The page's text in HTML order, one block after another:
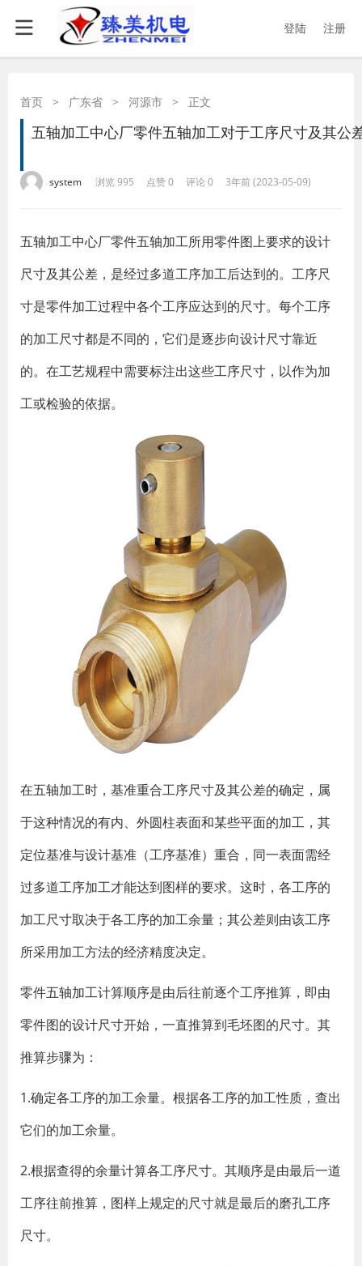
登陆 注册
首页 > 广东省 > 河源市 > 正文
五轴加工中心厂零件五轴加工对于工序尺寸及其公
system 浏览 995 点赞 0 评论 0 3年前 (2023-05-09)
​五轴加工中心厂零件五轴加工所用零件图上要求的设计
尺寸及其公差，是经过多道工序加工后达到的。工序尺
寸是零件加工过程中各个工序应达到的尺寸。每个工序
的加工尺寸都是不同的，它们是逐步向设计尺寸靠近
的。在工艺规程中需要标注出这些工序尺寸，以作为加
工或检验的依据。
在五轴加工时，基准重合工序尺寸及其公差的确定，属
于这种情况的有内、外圆柱表面和某些平面的加工，其
定位基准与设计基准（工序基准）重合，同一表面需经
过多道工序加工才能达到图样的要求。这时，各工序的
加工尺寸取决于各工序的加工余量；其公差则由该工序
所采用加工方法的经济精度决定。
零件五轴加工计算顺序是由后往前逐个工序推算，即由
零件图的设计尺寸开始，一直推算到毛坯图的尺寸。其
推算步骤为：
1.确定各工序的加工余量。根据各工序的加工性质，查出
它们的加工余量。
2.根据查得的余量计算各工序尺寸。其顺序是由最后一道
工序往前推算，图样上规定的尺寸就是最后的磨孔工序
尺寸。